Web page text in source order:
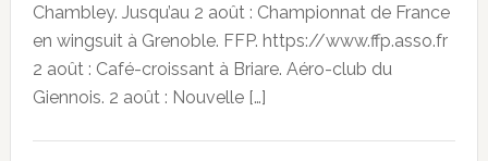
Chambley. Jusqu’au 2 août : Championnat de France
en wingsuit à Grenoble. FFP. https://www.ffp.asso.fr
2 août : Café-croissant à Briare. Aéro-club du
Giennois. 2 août : Nouvelle […]